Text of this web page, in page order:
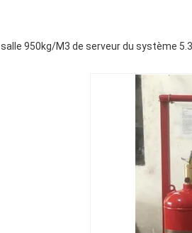
salle 950kg/M3 de serveur du système